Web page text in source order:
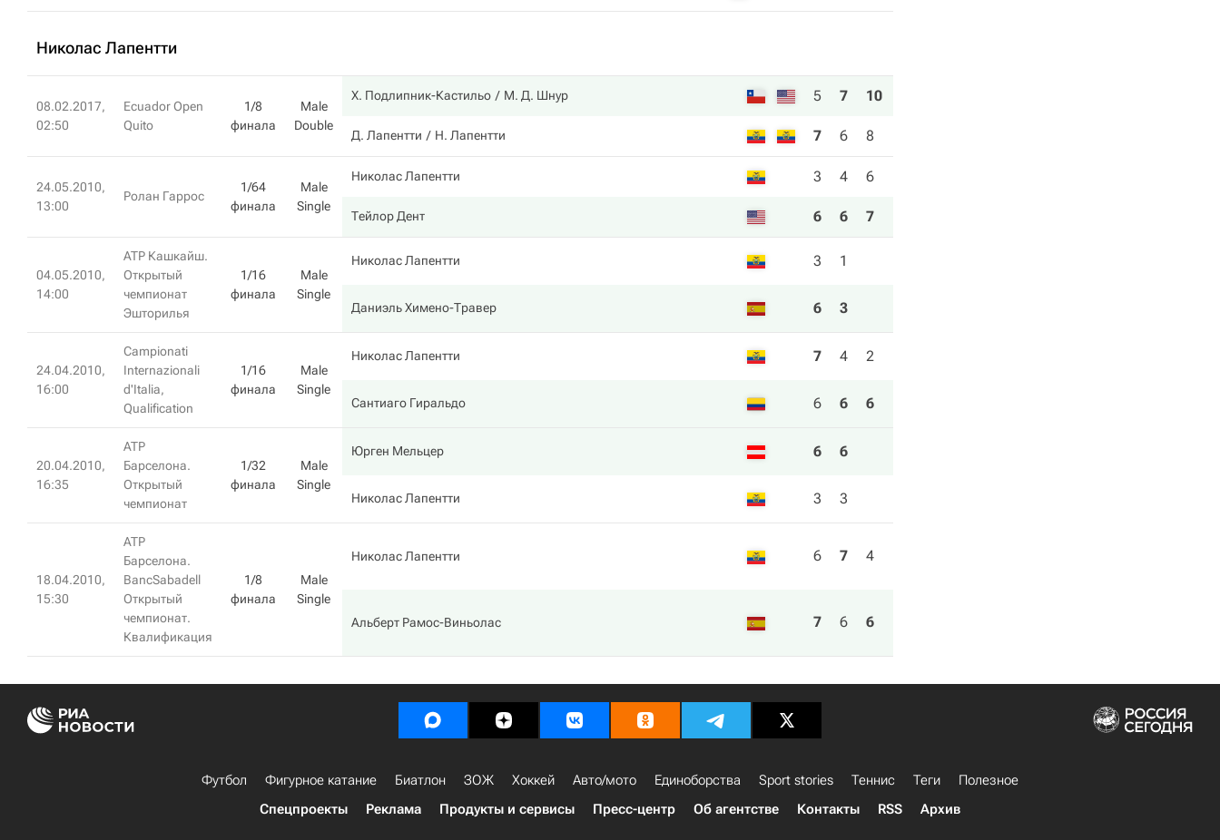
Николас Лапентти
08.02.2017,
02:50
Ecuador Open
Quito
1/8
финала
Male
Double
Х. Подлипник-Кастильо М. Д. Шнур 5 7 10
Д. Лапентти Н. Лапентти 7 6 8
24.05.2010,
13:00
Ролан Гаррос
1/64
финала
Male
Single
Николас Лапентти 3 4 6
Тейлор Дент 6 6 7
04.05.2010,
14:00
ATP Кашкайш.
Открытый
чемпионат
Эшторилья
1/16
финала
Male
Single
Николас Лапентти 3 1
Даниэль Химено-Травер 6 3
24.04.2010,
16:00
Campionati
Internazionali
d'Italia,
Qualification
1/16
финала
Male
Single
Николас Лапентти 7 4 2
Сантиаго Гиральдо 6 6 6
20.04.2010,
16:35
ATP
Барселона.
Открытый
чемпионат
1/32
финала
Male
Single
Юрген Мельцер 6 6
Николас Лапентти 3 3
18.04.2010,
15:30
ATP
Барселона.
BancSabadell
Открытый
чемпионат.
Квалификация
1/8
финала
Male
Single
Николас Лапентти 6 7 4
Альберт Рамос-Виньолас 7 6 6
Футбол Фигурное катание Биатлон ЗОЖ Хоккей Авто/мото Единоборства Sport stories Теннис Теги
Полезное
Спецпроекты
Реклама Продукты и сервисы Пресс-центр Об агентстве Контакты RSS Архив